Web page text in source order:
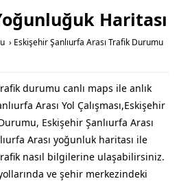
Haritası
› Eskişehir Şanlıurfa Arası Trafik Durumu
durumu canlı maps ile anlık
Arası Yol Çalışması,Eskişehir
Eskişehir Şanlıurfa Arası
Arası yoğunluk haritası ile
nasıl bilgilerine ulaşabilirsiniz.
ve şehir merkezindeki